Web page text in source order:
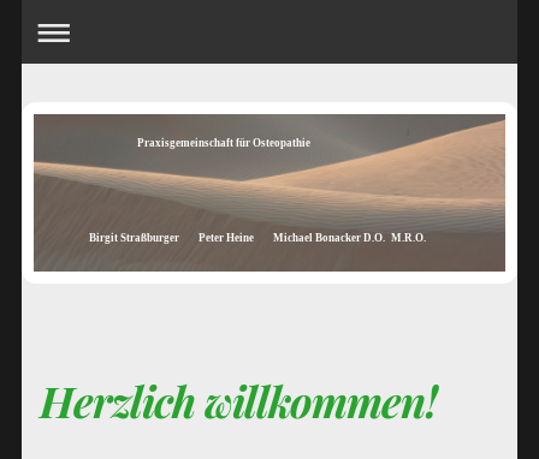
Praxisgemeinschaft für Osteopathie
Birgit Straßburger Peter Heine Michael Bonacker D.O. M.R.O.
Herzlich willkommen!